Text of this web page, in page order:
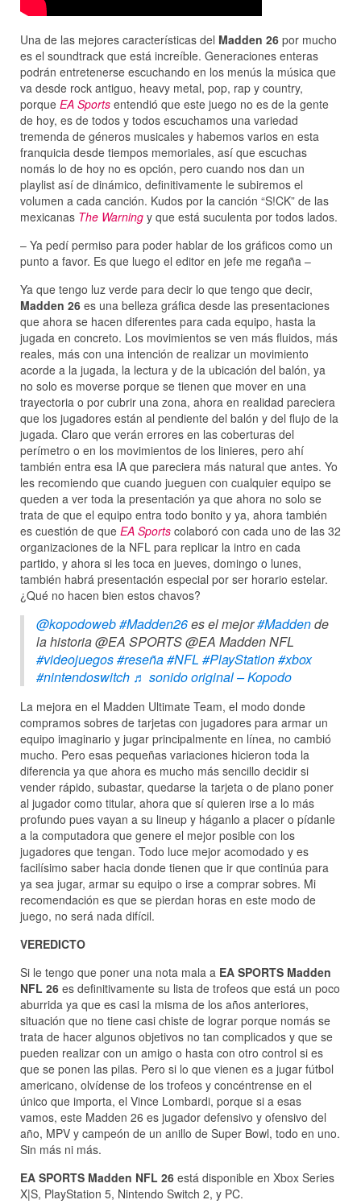
Una de las mejores características del Madden 26 por mucho
es el soundtrack que está increíble. Generaciones enteras
podrán entretenerse escuchando en los menús la música que
va desde rock antiguo, heavy metal, pop, rap y country,
porque EA Sports entendió que este juego no es de la gente
de hoy, es de todos y todos escuchamos una variedad
tremenda de géneros musicales y habemos varios en esta
franquicia desde tiempos memoriales, así que escuchas
nomás lo de hoy no es opción, pero cuando nos dan un
playlist así de dinámico, definitivamente le subiremos el
volumen a cada canción. Kudos por la canción “S!CK” de las
mexicanas The Warning y que está suculenta por todos lados.
– Ya pedí permiso para poder hablar de los gráficos como un
punto a favor. Es que luego el editor en jefe me regaña –
Ya que tengo luz verde para decir lo que tengo que decir,
Madden 26 es una belleza gráfica desde las presentaciones
que ahora se hacen diferentes para cada equipo, hasta la
jugada en concreto. Los movimientos se ven más fluidos, más
reales, más con una intención de realizar un movimiento
acorde a la jugada, la lectura y de la ubicación del balón, ya
no solo es moverse porque se tienen que mover en una
trayectoria o por cubrir una zona, ahora en realidad pareciera
que los jugadores están al pendiente del balón y del flujo de la
jugada. Claro que verán errores en las coberturas del
perímetro o en los movimientos de los linieres, pero ahí
también entra esa IA que pareciera más natural que antes. Yo
les recomiendo que cuando jueguen con cualquier equipo se
queden a ver toda la presentación ya que ahora no solo se
trata de que el equipo entra todo bonito y ya, ahora también
es cuestión de que EA Sports colaboró con cada uno de las 32
organizaciones de la NFL para replicar la intro en cada
partido, y ahora si les toca en jueves, domingo o lunes,
también habrá presentación especial por ser horario estelar.
¿Qué no hacen bien estos chavos?
@kopodoweb#Madden26es el mejor#Maddende
la historia @EA SPORTS @EA Madden NFL
#videojuegos#reseña#NFL #PlayStation#xbox
#nintendoswitch ♬ sonido original – Kopodo
La mejora en el Madden Ultimate Team, el modo donde
compramos sobres de tarjetas con jugadores para armar un
equipo imaginario y jugar principalmente en línea, no cambió
mucho. Pero esas pequeñas variaciones hicieron toda la
diferencia ya que ahora es mucho más sencillo decidir si
vender rápido, subastar, quedarse la tarjeta o de plano poner
al jugador como titular, ahora que sí quieren irse a lo más
profundo pues vayan a su lineup y háganlo a placer o pídanle
a la computadora que genere el mejor posible con los
jugadores que tengan. Todo luce mejor acomodado y es
facilísimo saber hacia donde tienen que ir que continúa para
ya sea jugar, armar su equipo o irse a comprar sobres. Mi
recomendación es que se pierdan horas en este modo de
juego, no será nada difícil.
VEREDICTO
Si le tengo que poner una nota mala a EA SPORTS Madden
NFL 26 es definitivamente su lista de trofeos que está un poco
aburrida ya que es casi la misma de los años anteriores,
situación que no tiene casi chiste de lograr porque nomás se
trata de hacer algunos objetivos no tan complicados y que se
pueden realizar con un amigo o hasta con otro control si es
que se ponen las pilas. Pero si lo que vienen es a jugar fútbol
americano, olvídense de los trofeos y concéntrense en el
único que importa, el Vince Lombardi, porque si a esas
vamos, este Madden 26 es jugador defensivo y ofensivo del
año, MPV y campeón de un anillo de Super Bowl, todo en uno.
Sin más ni más.
EA SPORTS Madden NFL 26 está disponible en Xbox Series
X|S, PlayStation 5, Nintendo Switch 2, y PC.